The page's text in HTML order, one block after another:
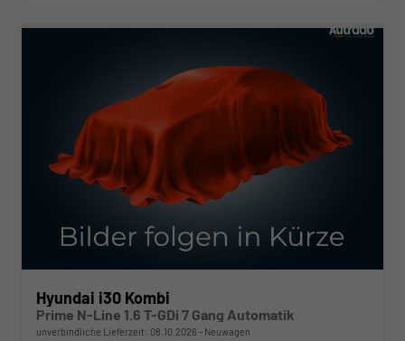
Hyundai i30 Kombi
Prime N-Line 1.6 T-GDi 7 Gang Automatik
unverbindliche Lieferzeit: 08.10.2026 Neuwagen